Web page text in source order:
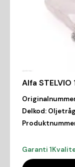
Alfa
Delkod: Oljetråg
Garanti 1